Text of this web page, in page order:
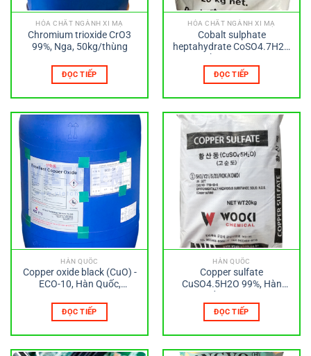
HÓA CHẤT NGÀNH XI MẠ
Chromium trioxide CrO3
99%, Nga, 50kg/thùng
ĐỌC TIẾP
HÓA CHẤT NGÀNH XI MẠ
Cobalt sulphate
heptahydrate CoSO4.7H2O
98%, Phần Lan, 25kg/bao
ĐỌC TIẾP
HÀN QUỐC
Copper oxide black (CuO) -
ECO-10, Hàn Quốc,
ĐỌC TIẾP
HÀN QUỐC
Copper sulfate
CuSO4.5H2O 99%, Hàn
ĐỌC TIẾP